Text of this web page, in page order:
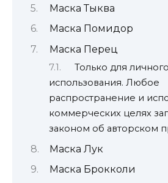
Маска Тыква
Маска Помидор
Маска Перец
Только для личного
использования. Любое
распространение и
коммерческих целях
законом об авторском
Маска Лук
Маска Брокколи